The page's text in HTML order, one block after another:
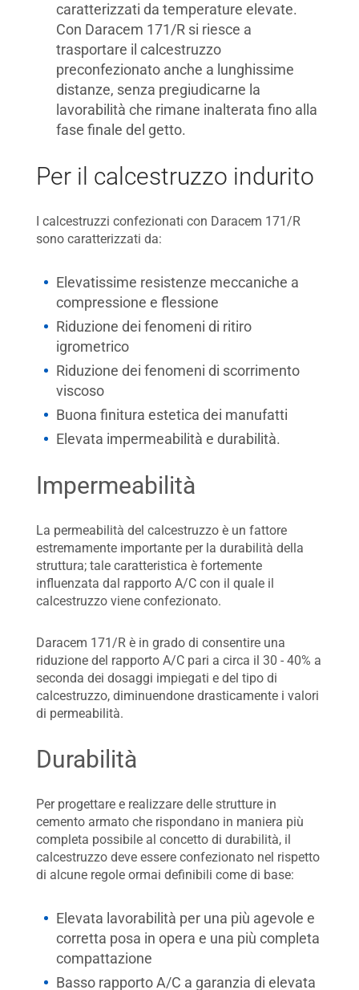
caratterizzati da temperature elevate.
Con Daracem 171/R si riesce a
trasportare il calcestruzzo
preconfezionato anche a lunghissime
distanze, senza pregiudicarne la
lavorabilità che rimane inalterata fino alla
fase finale del getto.
Per il calcestruzzo indurito
I calcestruzzi confezionati con Daracem 171/R
sono caratterizzati da:
Elevatissime resistenze meccaniche a
compressione e flessione
Riduzione dei fenomeni di ritiro
igrometrico
Riduzione dei fenomeni di scorrimento
viscoso
Buona finitura estetica dei manufatti
Elevata impermeabilità e durabilità.
Impermeabilità
La permeabilità del calcestruzzo è un fattore
estremamente importante per la durabilità della
struttura; tale caratteristica è fortemente
influenzata dal rapporto A/C con il quale il
calcestruzzo viene confezionato.
Daracem 171/R è in grado di consentire una
riduzione del rapporto A/C pari a circa il 30 - 40% a
seconda dei dosaggi impiegati e del tipo di
calcestruzzo, diminuendone drasticamente i valori
di permeabilità.
Durabilità
Per progettare e realizzare delle strutture in
cemento armato che rispondano in maniera più
completa possibile al concetto di durabilità, il
calcestruzzo deve essere confezionato nel rispetto
di alcune regole ormai definibili come di base:
Elevata lavorabilità per una più agevole e
corretta posa in opera e una più completa
compattazione
Basso rapporto A/C a garanzia di elevata